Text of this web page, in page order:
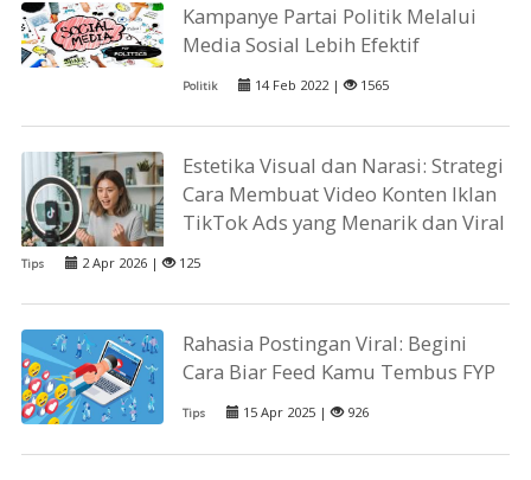
Kampanye Partai Politik Melalui
Media Sosial Lebih Efektif
Politik 14 Feb 2022 | 1565
Estetika Visual dan Narasi: Strategi
Cara Membuat Video Konten Iklan
TikTok Ads yang Menarik dan Viral
Tips 2 Apr 2026 | 125
Rahasia Postingan Viral: Begini
Cara Biar Feed Kamu Tembus FYP
Tips 15 Apr 2025 | 926